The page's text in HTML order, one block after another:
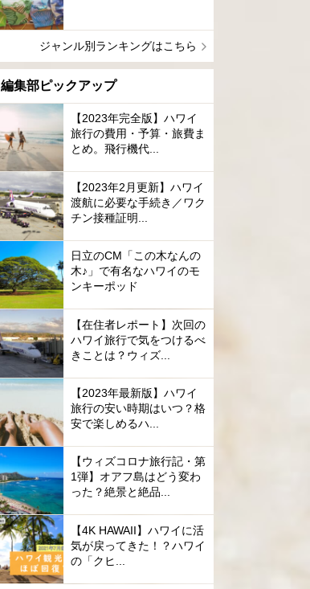
ジャンル別ランキングはこちら
編集部ピックアップ
【2023年完全版】ハワイ
旅行の費用・予算・旅費ま
とめ。飛行機代...
【2023年2月更新】ハワイ
渡航に必要な手続き／ワク
チン接種証明...
日立のCM「この木なんの
木♪」で有名なハワイのモ
ンキーポッド
【在住者レポート】次回の
ハワイ旅行で気をつけるべ
きことは？ウィズ...
【2023年最新版】ハワイ
旅行の安い時期はいつ？格
安で楽しめるハ...
【ウィズコロナ旅行記・第
1弾】オアフ島はどう変わ
った？絶景と絶品...
【4K HAWAII】ハワイに活
気が戻ってきた！？ハワイ
の「クヒ...